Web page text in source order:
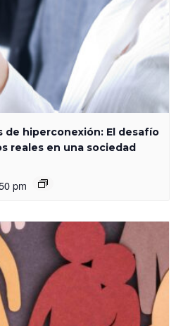
de hiperconexión: El desafío
reales en una sociedad
pm